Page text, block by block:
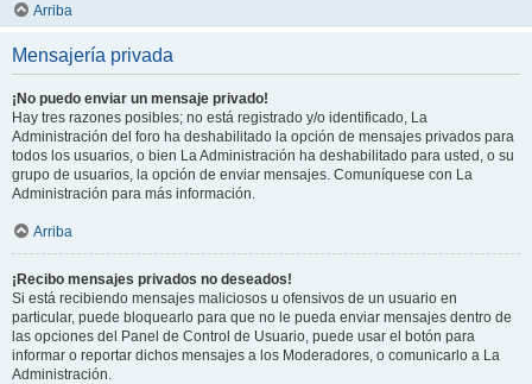
Arriba
Mensajería privada
¡No puedo enviar un mensaje privado!
Hay tres razones posibles; no está registrado y/o identificado, La
Administración del foro ha deshabilitado la opción de mensajes privados para
todos los usuarios, o bien La Administración ha deshabilitado para usted, o su
grupo de usuarios, la opción de enviar mensajes. Comuníquese con La
Administración para más información.
Arriba
¡Recibo mensajes privados no deseados!
Si está recibiendo mensajes maliciosos u ofensivos de un usuario en
particular, puede bloquearlo para que no le pueda enviar mensajes dentro de
las opciones del Panel de Control de Usuario, puede usar el botón para
informar o reportar dichos mensajes a los Moderadores, o comunicarlo a La
Administración.